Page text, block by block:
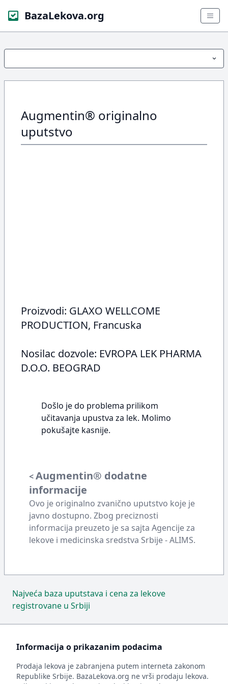
BazaLekova.org
Augmentin® originalno
uputstvo
Proizvodi: GLAXO WELLCOME
PRODUCTION, Francuska
Nosilac dozvole: EVROPA LEK PHARMA
D.O.O. BEOGRAD
Došlo je do problema prilikom
učitavanja upustva za lek. Molimo
pokušajte kasnije.
<Augmentin® dodatne
informacije
Ovo je originalno zvanično uputstvo koje je
javno dostupno. Zbog preciznosti
informacija preuzeto je sa sajta Agencije za
lekove i medicinska sredstva Srbije - ALIMS.
Najveća baza uputstava i cena za lekove
registrovane u Srbiji
Informacija o prikazanim podacima
Prodaja lekova je zabranjena putem interneta zakonom
Republike Srbije. BazaLekova.org ne vrši prodaju lekova.